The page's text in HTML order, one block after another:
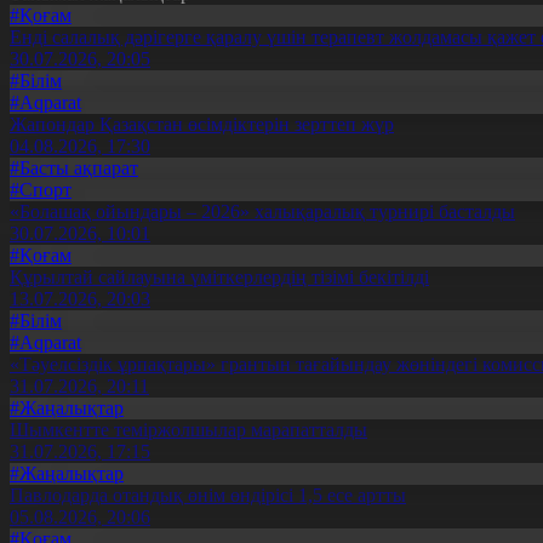
#Қоғам
Енді салалық дәрігерге қаралу үшін терапевт жолдамасы қажет
30.07.2026, 20:05
#Білім
#Aqparat
Жапондар Қазақстан өсімдіктерін зерттеп жүр
04.08.2026, 17:30
#Басты ақпарат
#Спорт
«Болашақ ойындары – 2026» халықаралық турнирі басталды
30.07.2026, 10:01
#Қоғам
Құрылтай сайлауына үміткерлердің тізімі бекітілді
13.07.2026, 20:03
#Білім
#Aqparat
«Тәуелсіздік ұрпақтары» грантын тағайындау жөніндегі
31.07.2026, 20:11
#Жаңалықтар
Шымкентте теміржолшылар марапатталды
31.07.2026, 17:15
#Жаңалықтар
Павлодарда отандық өнім өндірісі 1,5 есе артты
05.08.2026, 20:06